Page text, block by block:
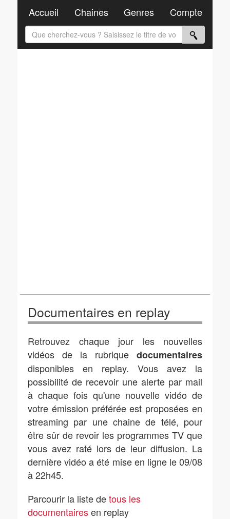
Documentaires en replay
Retrouvez chaque jour les nouvelles
vidéos de la rubrique documentaires
disponibles en replay. Vous avez la
possibilité de recevoir une alerte par mail
à chaque fois qu'une nouvelle vidéo de
votre émission préférée est proposées en
streaming par une chaine de télé, pour
être sûr de revoir les programmes TV que
vous avez raté lors de leur diffusion. La
dernière vidéo a été mise en ligne le 09/08
à 22h45.
Parcourir la liste detous les
documentairesen replay
Accueil Chaines Genres Compte